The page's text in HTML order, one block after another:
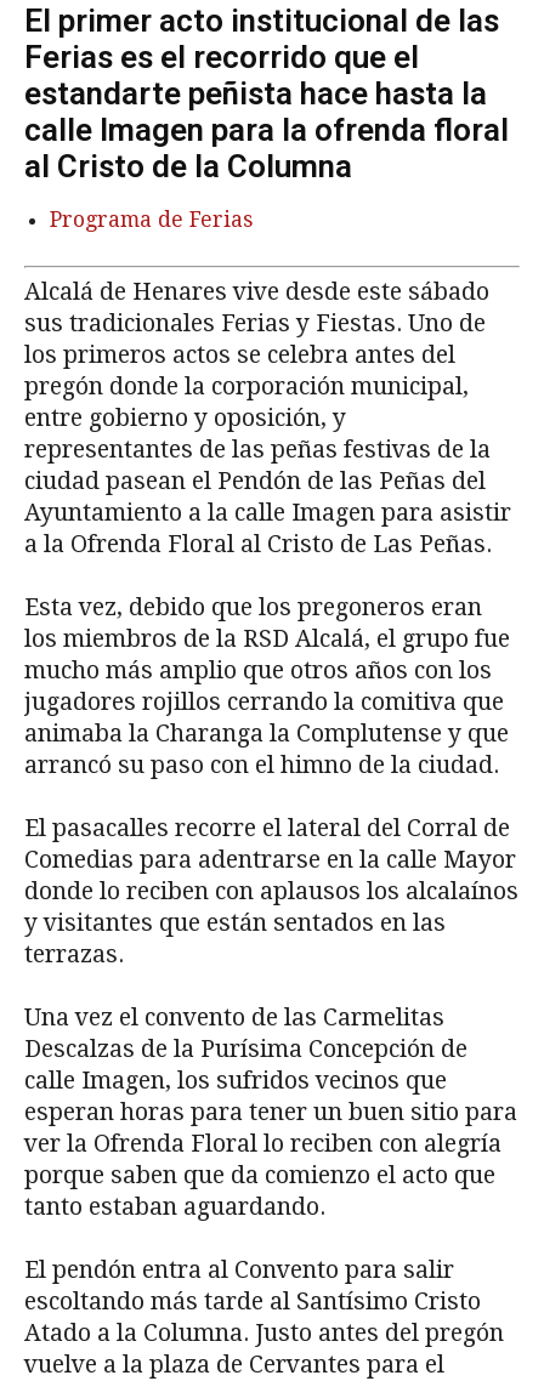
El primer acto institucional de las
Ferias es el recorrido que el
estandarte peñista hace hasta la
calle Imagen para la ofrenda floral
al Cristo de la Columna
Programa de Ferias
Alcalá de Henares vive desde este sábado
sus tradicionales Ferias y Fiestas. Uno de
los primeros actos se celebra antes del
pregón donde la corporación municipal,
entre gobierno y oposición, y
representantes de las peñas festivas de la
ciudad pasean el Pendón de las Peñas del
Ayuntamiento a la calle Imagen para asistir
a la Ofrenda Floral al Cristo de Las Peñas.
Esta vez, debido que los pregoneros eran
los miembros de la RSD Alcalá, el grupo fue
mucho más amplio que otros años con los
jugadores rojillos cerrando la comitiva que
animaba la Charanga la Complutense y que
arrancó su paso con el himno de la ciudad.
El pasacalles recorre el lateral del Corral de
Comedias para adentrarse en la calle Mayor
donde lo reciben con aplausos los alcalaínos
y visitantes que están sentados en las
terrazas.
Una vez el convento de las Carmelitas
Descalzas de la Purísima Concepción de
calle Imagen, los sufridos vecinos que
esperan horas para tener un buen sitio para
ver la Ofrenda Floral lo reciben con alegría
porque saben que da comienzo el acto que
tanto estaban aguardando.
El pendón entra al Convento para salir
escoltando más tarde al Santísimo Cristo
Atado a la Columna. Justo antes del pregón
vuelve a la plaza de Cervantes para el